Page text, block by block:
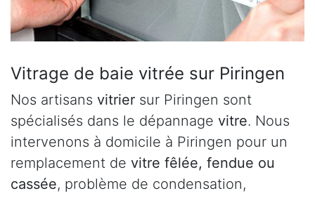
Vitrage de baie vitrée sur Piringen
Nos artisans vitrier sur Piringen sont
spécialisés dans le dépannage vitre. Nous
intervenons à domicile à Piringen pour un
remplacement de vitre fêlée, fendue ou
cassée, problème de condensation,